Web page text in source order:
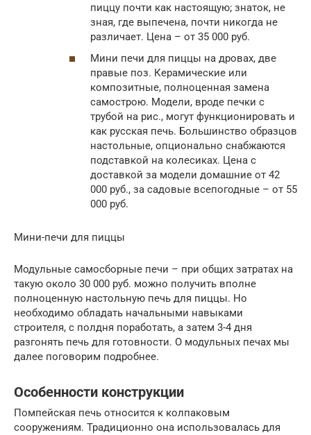
пиццу почти как настоящую; знаток, не
зная, где выпечена, почти никогда не
различает. Цена – от 35 000 руб.
Мини печи для пиццы на дровах, две
правые поз. Керамические или
композитные, полноценная замена
самострою. Модели, вроде печки с
трубой на рис., могут функционировать и
как русская печь. Большинство образцов
настольные, опционально снабжаются
подставкой на колесиках. Цена с
доставкой за модели домашние от 42
000 руб., за садовые всепогодные – от 55
000 руб.
Мини-печи для пиццы
Модульные самосборные печи – при общих затратах на
такую около 30 000 руб. можно получить вполне
полноценную настольную печь для пиццы. Но
необходимо обладать начальными навыками
строителя, с полдня поработать, а затем 3-4 дня
разгонять печь для готовности. О модульных печах мы
далее поговорим подробнее.
Особенности конструкции
Помпейская печь относится к колпаковым
сооружениям. Традиционно она использовалась для